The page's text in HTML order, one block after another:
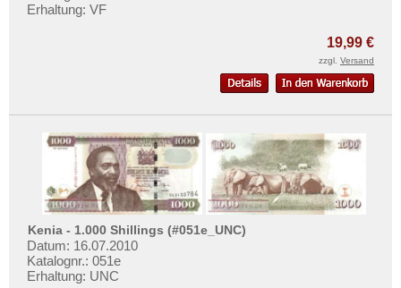
Westafrikanische Staaten
Zentralafrikanische Republik
Zentralafrikanische Staaten
Zimbabwe
Erhaltung: VF
19,99 €
zzgl. Versand
Kenia - 1.000 Shillings (#051e_UNC)
Datum: 16.07.2010
Katalognr.: 051e
Erhaltung: UNC